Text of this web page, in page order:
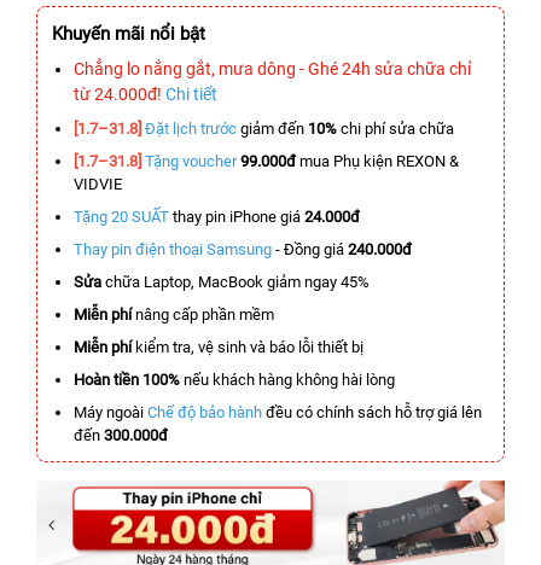
Khuyến mãi nổi bật
Chẳng lo nắng gắt, mưa dông - Ghé 24h sửa chữa chỉ
từ 24.000đ! Chi tiết
[1.7–31.8] Đặt lịch trước giảm đến 10% chi phí sửa chữa
[1.7–31.8] Tặng voucher 99.000đmua Phụ kiện REXON &
VIDVIE
Tặng 20 SUẤT thay pin iPhone giá 24.000đ
Thay pin điện thoại Samsung - Đồng giá 240.000đ
Sửa chữa Laptop, MacBook giảm ngay 45%
Miễn phínâng cấp phần mềm
Miễn phíkiểm tra, vệ sinh và báo lỗi thiết bị
Hoàn tiền 100% nếu khách hàng không hài lòng
Máy ngoài Chế độ bảo hành đều có chính sách hỗ trợ giá lên
đến 300.000đ